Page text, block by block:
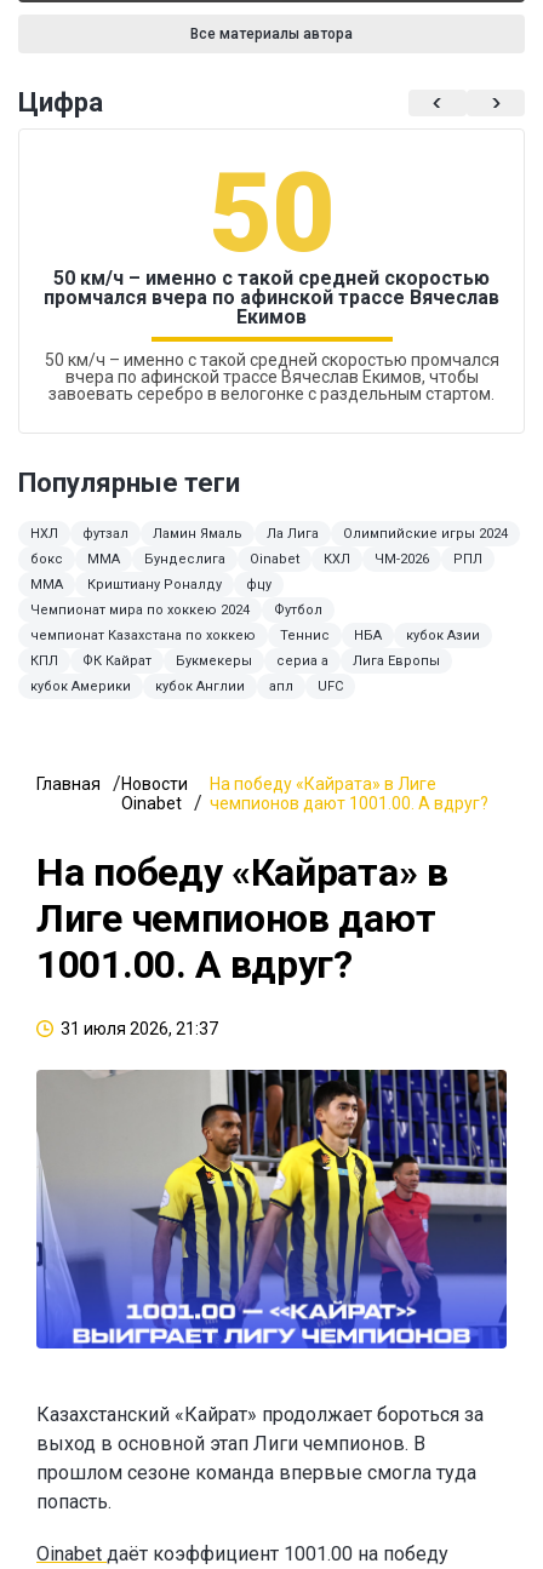
Все материалы автора
Цифра
50
50 км/ч – именно с такой средней скоростью
промчался вчера по афинской трассе Вячеслав
Екимов
50 км/ч – именно с такой средней скоростью промчался
вчера по афинской трассе Вячеслав Екимов, чтобы
завоевать серебро в велогонке с раздельным стартом.
Популярные теги
НХЛ футзал Ламин Ямаль Ла Лига
Олимпийские игры 2024
бокс
ММА Бундеслига Oinabet КХЛ ЧМ-2026
РПЛ
MMA
Криштиану Роналду
фцу
Чемпионат мира по хоккею 2024
Футбол
чемпионат Казахстана по хоккею
Теннис НБА
кубок Азии
КПЛ
ФК Кайрат Букмекеры сериа а
Лига Европы
кубок Америки
кубок Англии апл UFC
Главная
Новости
Oinabet
На победу «Кайрата» в Лиге
чемпионов дают 1001.00. А вдруг?
На победу «Кайрата» в
Лиге чемпионов дают
1001.00. А вдруг?
31 июля 2026, 21:37
Казахстанский «Кайрат» продолжает бороться за
выход в основной этап Лиги чемпионов. В
прошлом сезоне команда впервые смогла туда
попасть.
Oinabet даёт коэффициент 1001.00 на победу